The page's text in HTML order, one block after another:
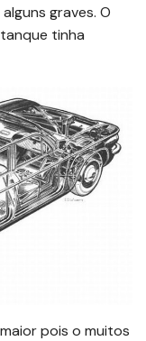
graves. O
tinha
pois o muitos